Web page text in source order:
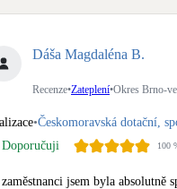
Dáša Magdaléna B.
Recenze•Zateplení•Okres Brno-
•Českomoravská dotační,
Doporučuji 100
zaměstnanci jsem byla